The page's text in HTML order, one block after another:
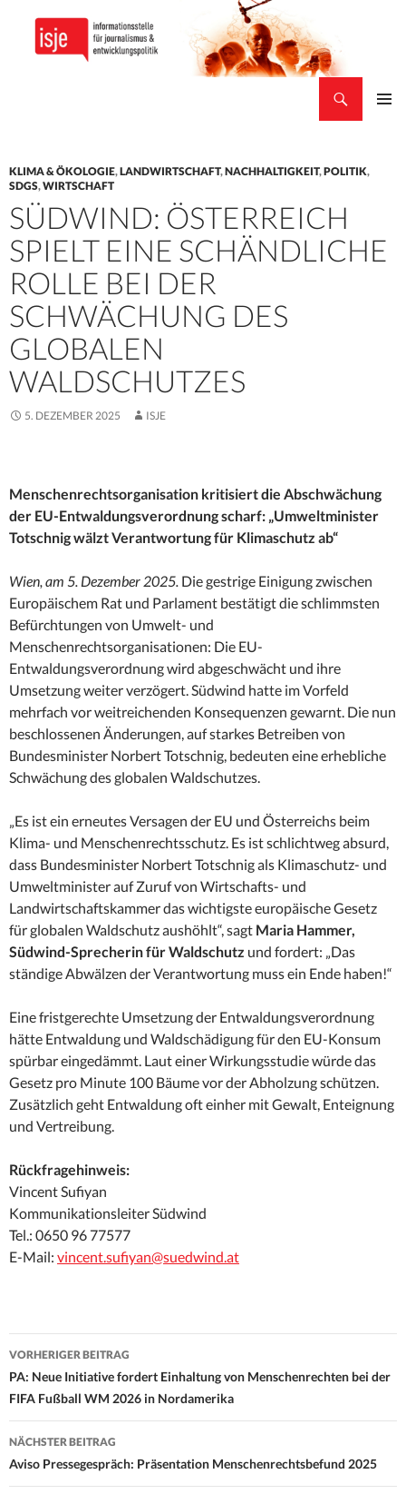
KLIMA & ÖKOLOGIE,LANDWIRTSCHAFT,NACHHALTIGKEIT,POLITIK,
SDGS,WIRTSCHAFT
SÜDWIND: ÖSTERREICH
SPIELT EINE SCHÄNDLICHE
ROLLE BEI DER
SCHWÄCHUNG DES
GLOBALEN
WALDSCHUTZES
5. DEZEMBER 2025 ISJE
Menschenrechtsorganisation kritisiert die Abschwächung
der EU-Entwaldungsverordnung scharf: „Umweltminister
Totschnig wälzt Verantwortung für Klimaschutz ab“
Wien, am 5. Dezember 2025. Die gestrige Einigung zwischen
Europäischem Rat und Parlament bestätigt die schlimmsten
Befürchtungen von Umwelt- und
Menschenrechtsorganisationen: Die EU-
Entwaldungsverordnung wird abgeschwächt und ihre
Umsetzung weiter verzögert. Südwind hatte im Vorfeld
mehrfach vor weitreichenden Konsequenzen gewarnt. Die nun
beschlossenen Änderungen, auf starkes Betreiben von
Bundesminister Norbert Totschnig, bedeuten eine erhebliche
Schwächung des globalen Waldschutzes.
„Es ist ein erneutes Versagen der EU und Österreichs beim
Klima- und Menschenrechtsschutz. Es ist schlichtweg absurd,
dass Bundesminister Norbert Totschnig als Klimaschutz- und
Umweltminister auf Zuruf von Wirtschafts- und
Landwirtschaftskammer das wichtigste europäische Gesetz
für globalen Waldschutz aushöhlt“, sagt Maria Hammer,
Südwind-Sprecherin für Waldschutz und fordert: „Das
ständige Abwälzen der Verantwortung muss ein Ende haben!“
Eine fristgerechte Umsetzung der Entwaldungsverordnung
hätte Entwaldung und Waldschädigung für den EU-Konsum
spürbar eingedämmt. Laut einer Wirkungsstudie würde das
Gesetz pro Minute 100 Bäume vor der Abholzung schützen.
Zusätzlich geht Entwaldung oft einher mit Gewalt, Enteignung
und Vertreibung.
Rückfragehinweis:
Vincent Sufiyan
Kommunikationsleiter Südwind
Tel.: 0650 96 77577
E-Mail: vincent.sufiyan@suedwind.at
Beitrags-
Navigation
VORHERIGER BEITRAG
PA: Neue Initiative fordert Einhaltung von Menschenrechten bei der
FIFA Fußball WM 2026 in Nordamerika
NÄCHSTER BEITRAG
Aviso Pressegespräch: Präsentation Menschenrechtsbefund 2025